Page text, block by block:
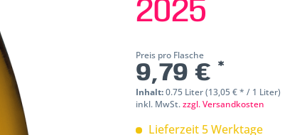
2025
Preis pro Flasche
9,79 € *
Inhalt:0.75 Liter (13,05 € * / 1 Liter)
inkl. MwSt.zzgl. Versandkosten
Lieferzeit 5 Werktage